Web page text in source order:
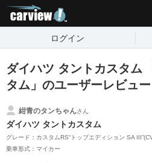
ログイン
ダイハツ タントカスタム
タム」のユーザーレビュー
紺青のタンちゃんさん
ダイハツ タントカスタム
グレード：カスタムRS“トップエディション SA
乗車形式：マイカー